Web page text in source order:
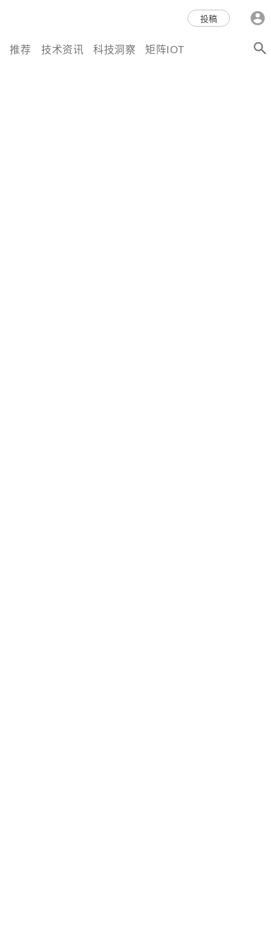
科技互联网,科技,资讯,动态,洞
察,量子,计算,AI,人工智能,机器
投稿
推荐 技术资讯 科技洞察 矩阵IOT